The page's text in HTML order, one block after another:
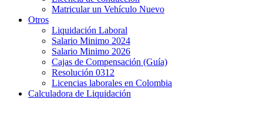
Matricular un Vehículo Nuevo
Otros
Liquidación Laboral
Salario Minimo 2024
Salario Minimo 2026
Cajas de Compensación (Guía)
Resolución 0312
Licencias laborales en Colombia
Calculadora de Liquidación